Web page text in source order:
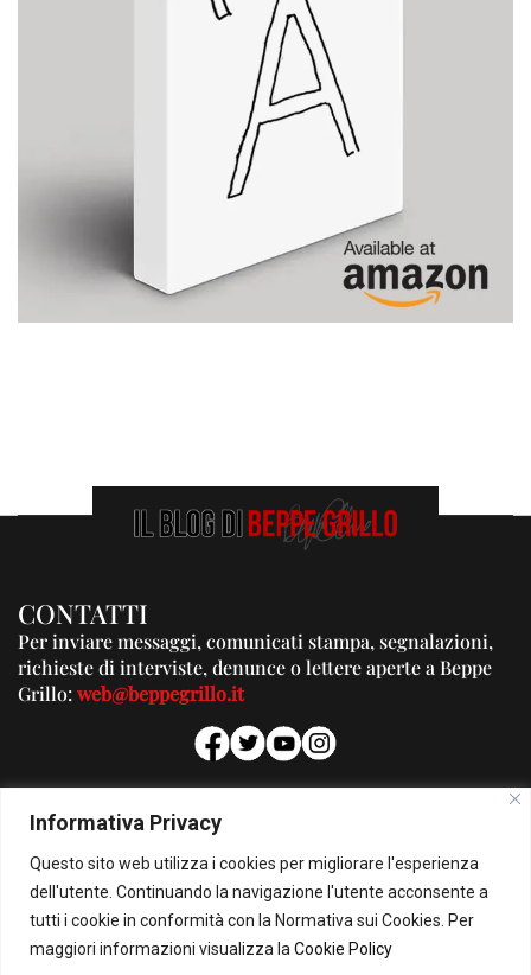
Informativa Privacy
Questo sito web utilizza i cookies per migliorare l'esperienza
dell'utente. Continuando la navigazione l'utente acconsente a
tutti i cookie in conformità con la Normativa sui Cookies. Per
maggiori informazioni visualizza la Cookie Policy
CONTATTI
Per inviare messaggi, comunicati stampa, segnalazioni,
richieste di interviste, denunce o lettere aperte a Beppe
Grillo:web@beppegrillo.it
PUBBLICITA'
Per la tua pubblicità su questo Blog:
pubblicita@beppegrillo.it